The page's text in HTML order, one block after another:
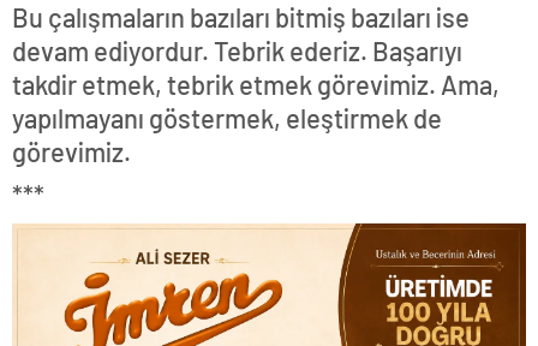
Bu çalışmaların bazıları bitmiş bazıları ise
devam ediyordur. Tebrik ederiz. Başarıyı
takdir etmek, tebrik etmek görevimiz. Ama,
yapılmayanı göstermek, eleştirmek de
görevimiz.
***